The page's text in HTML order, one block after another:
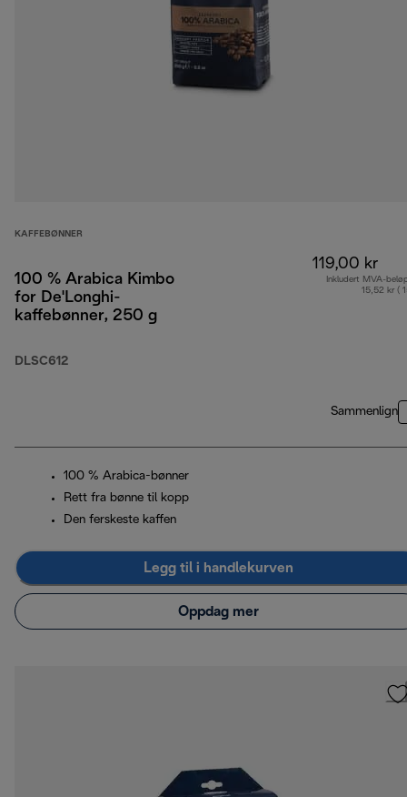
KAFFEBØNNER
100 % Arabica Kimbo
for De'Longhi-
kaffebønner, 250 g
DLSC612
119,00 kr
Inkludert MVA-
15,52 kr (
Sammenlign
100 % Arabica-bønner
Rett fra bønne til kopp
Den ferskeste kaffen
Legg til i handlekurven
Oppdag mer